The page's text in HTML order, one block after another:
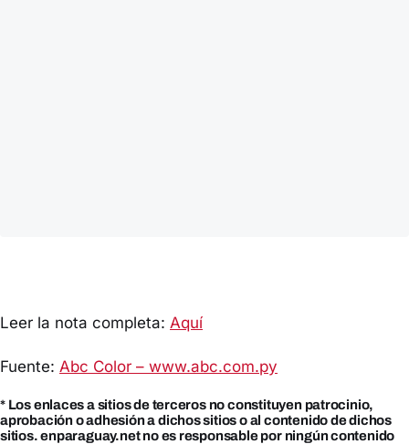
Leer la nota completa: Aquí
Fuente: Abc Color – www.abc.com.py
* Los enlaces a sitios de terceros no constituyen patrocinio,
aprobación o adhesión a dichos sitios o al contenido de dichos
sitios. enparaguay.net no es responsable por ningún contenido